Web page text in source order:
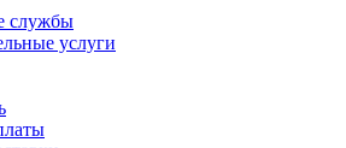
службы
услуги